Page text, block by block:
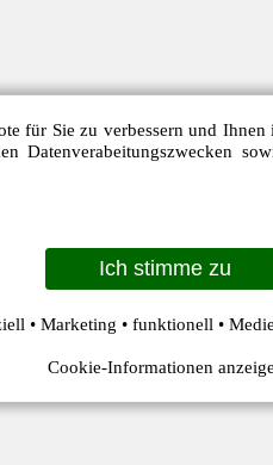
für Sie zu verbessern und Ihnen
Datenverabeitungszwecken
Ich stimme zu
• Marketing • funktionell •
Cookie-Informationen